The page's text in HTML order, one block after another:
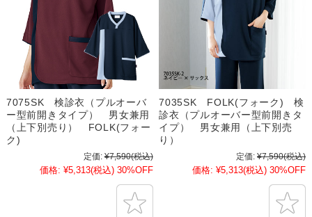
7075SK 検診衣（プルオーバ
ー型前開きタイプ） 男女兼用
（上下別売り） FOLK(フォー
ク)
定価: ¥7,590(税込)
価格: ¥5,313(税込) 30%OFF
7035SK FOLK(フォーク) 検
診衣（プルオーバー型前開きタ
イプ） 男女兼用（上下別売
り）
定価: ¥7,590(税込)
価格: ¥5,313(税込) 30%OFF